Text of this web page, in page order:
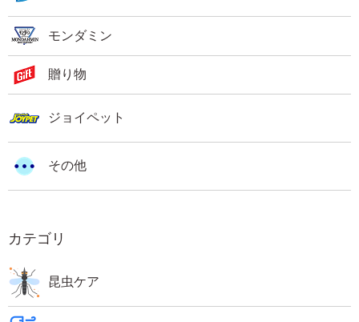
モンダミン
贈り物
ジョイペット
その他
カテゴリ
昆虫ケア